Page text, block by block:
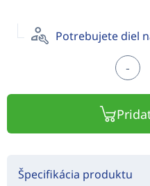
Potrebujete diel
-
Špecifikácia produktu